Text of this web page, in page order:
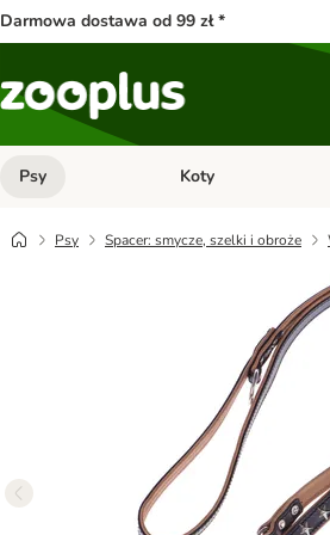
Darmowa dostawa od 99 zł *
Psy Otwórz menu
Koty
Psy Spacer: smycze, szelki i obroże